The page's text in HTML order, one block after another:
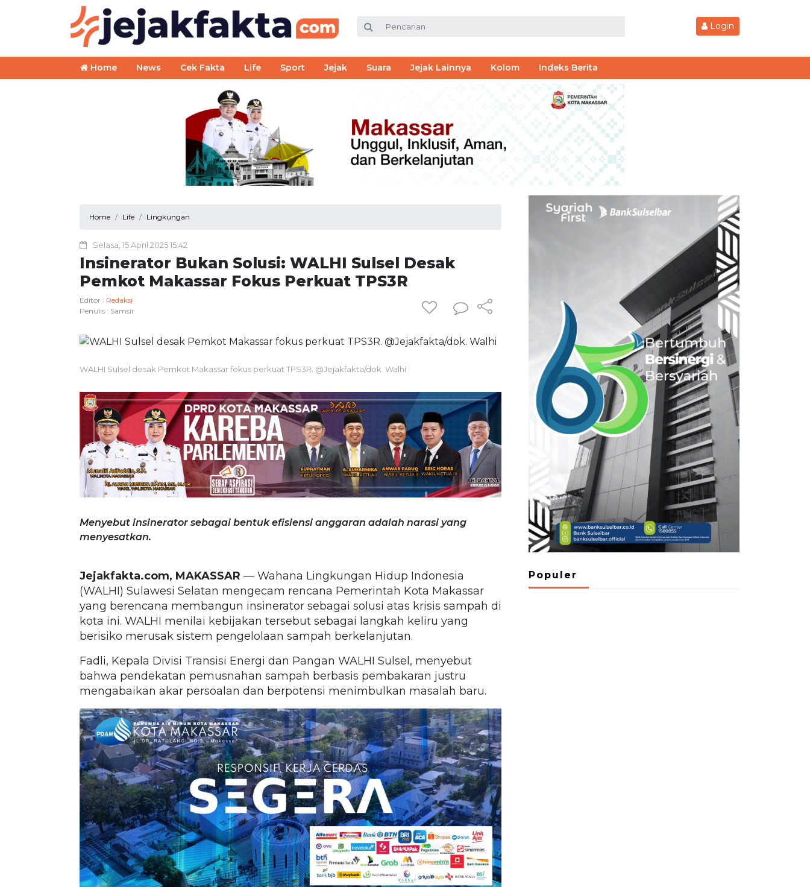
Login
Home News Cek Fakta Life Sport Jejak Suara Jejak Lainnya Kolom Indeks Berita
Home Life Lingkungan
Selasa, 15 April 2025 15:42
Insinerator Bukan Solusi: WALHI Sulsel Desak
Pemkot Makassar Fokus Perkuat TPS3R
Editor : Redaksi
Penulis : Samsir
WALHI Sulsel desak Pemkot Makassar fokus perkuat TPS3R. @Jejakfakta/dok. Walhi
Menyebut insinerator sebagai bentuk efisiensi anggaran adalah narasi yang
menyesatkan.
Jejakfakta.com, MAKASSAR — Wahana Lingkungan Hidup Indonesia
(WALHI) Sulawesi Selatan mengecam rencana Pemerintah Kota Makassar
yang berencana membangun insinerator sebagai solusi atas krisis sampah di
kota ini. WALHI menilai kebijakan tersebut sebagai langkah keliru yang
berisiko merusak sistem pengelolaan sampah berkelanjutan.
Fadli, Kepala Divisi Transisi Energi dan Pangan WALHI Sulsel, menyebut
bahwa pendekatan pemusnahan sampah berbasis pembakaran justru
mengabaikan akar persoalan dan berpotensi menimbulkan masalah baru.
Populer